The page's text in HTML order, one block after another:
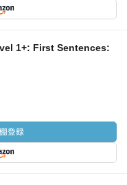
1+: First Sentences: